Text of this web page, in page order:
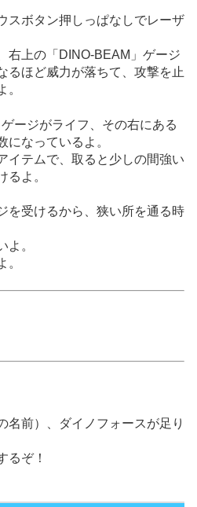
スボタン押しっぱなしでレーザ
右上の「DINO-BEAM」ゲージ
るほど威力が落ちて、攻撃を止
。
ージがライフ、その右にある
になっているよ。
イテムで、取ると少しの間強い
るよ。
を受けるから、狭い所を通る時
よ。
。
名前）、ダイノフォースが足り
るぞ！